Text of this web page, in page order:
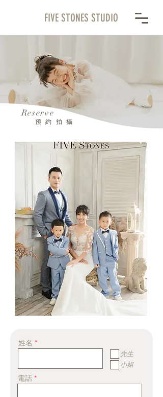
FIVE STONES STUDIO
Reserve
預約拍攝
姓名
先生
小姐
電話